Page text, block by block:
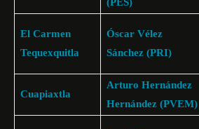
El Carmen
Tequexquitla
Óscar Vélez
Sánchez (PRI)
Cuapiaxtla
Arturo Hernández
Hernández (PVEM)